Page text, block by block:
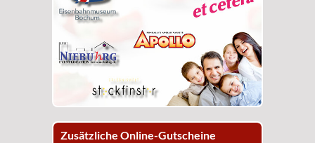
Zusätzliche Online-Gutscheine